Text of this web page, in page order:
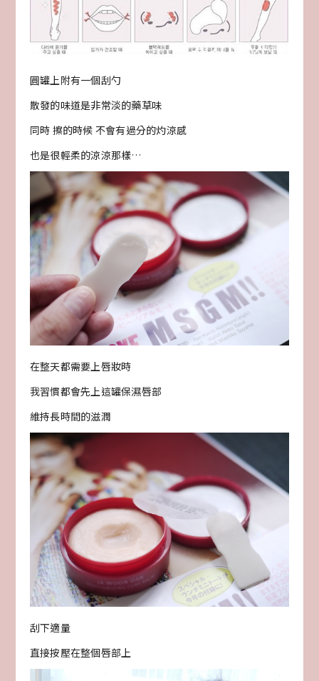
圓罐上附有一個刮勺
散發的味道是非常淡的藥草味
同時 擦的時候 不會有過分的灼涼感
也是很輕柔的涼涼那樣…
在整天都需要上唇妝時
我習慣都會先上這罐保濕唇部
維持長時間的滋潤
刮下適量
直接按壓在整個唇部上